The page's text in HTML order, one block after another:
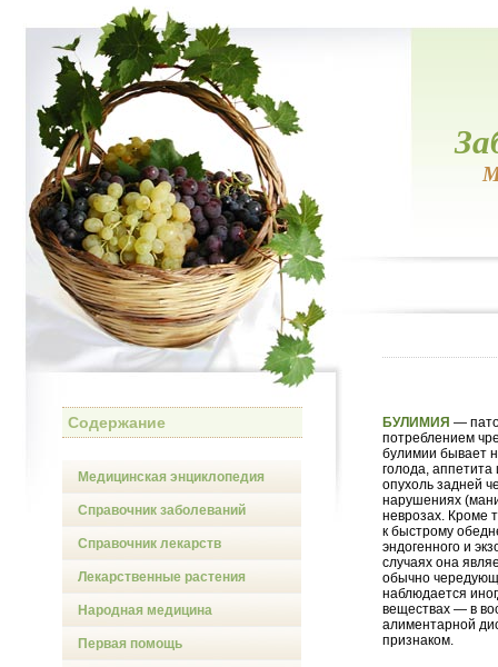
Содержание
Медицинская энциклопедия
Справочник заболеваний
Справочник лекарств
Лекарственные растения
Народная медицина
Первая помощь
БУЛИМИЯ —
потреблением
булимии бывает
голода,
опухоль задней
нарушениях
неврозах. Кроме
к быстрому
эндогенного и
случаях она
обычно
наблюдается
веществах — в
алиментарной
признаком.